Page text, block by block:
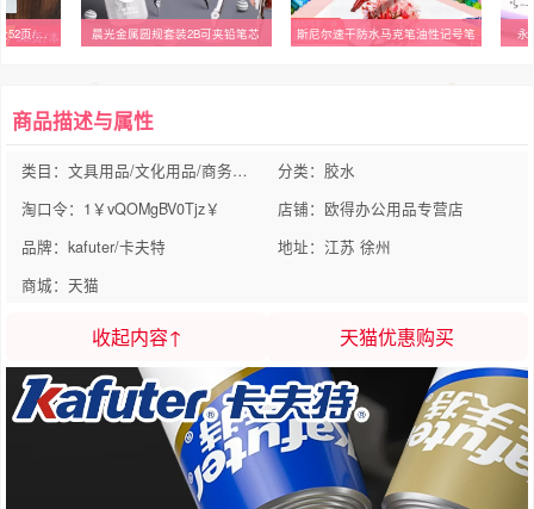
76个中医疑难杂症笔记 全52页/本 中医秘方速查疑难杂症 A5笔记本 晨光金属圆规套装2B可夹铅笔芯 斯尼尔速干防水马克笔油性记号笔 永
商品描述与属性
类目：文具用品/文化用品/商务用品
分类：胶水
淘口令：1￥vQOMgBV0Tjz￥
店铺：欧得办公用品专营店
品牌：kafuter/卡夫特
地址：江苏 徐州
商城：天猫
收起内容↑ 天猫优惠购买